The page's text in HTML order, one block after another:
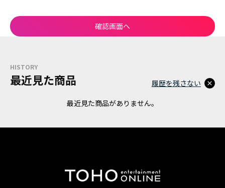
HISTORY
最近見た商品
最近見た商品がありません。
履歴を残さない